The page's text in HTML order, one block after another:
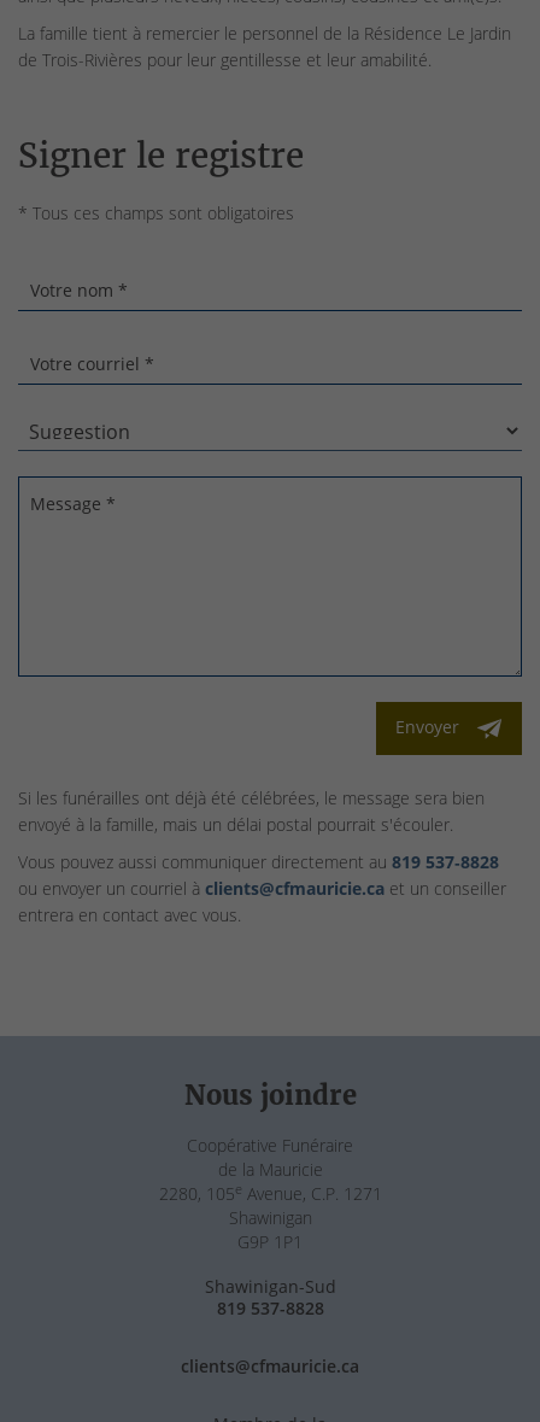
La famille tient à remercier le personnel de la Résidence Le Jardin
de Trois-Rivières pour leur gentillesse et leur amabilité.
Signer le registre
* Tous ces champs sont obligatoires
Votre nom *
Votre courriel *
Message *
Envoyer
Si les funérailles ont déjà été célébrées, le message sera bien
envoyé à la famille, mais un délai postal pourrait s'écouler.
Vous pouvez aussi communiquer directement au 819 537‑8828
ou envoyer un courriel à clients@cfmauricie.ca et un conseiller
entrera en contact avec vous.
Nous joindre
Coopérative Funéraire
de la Mauricie
2280, 105e Avenue, C.P. 1271
Shawinigan
G9P 1P1
Shawinigan-Sud
819 537-8828
clients@cfmauricie.ca